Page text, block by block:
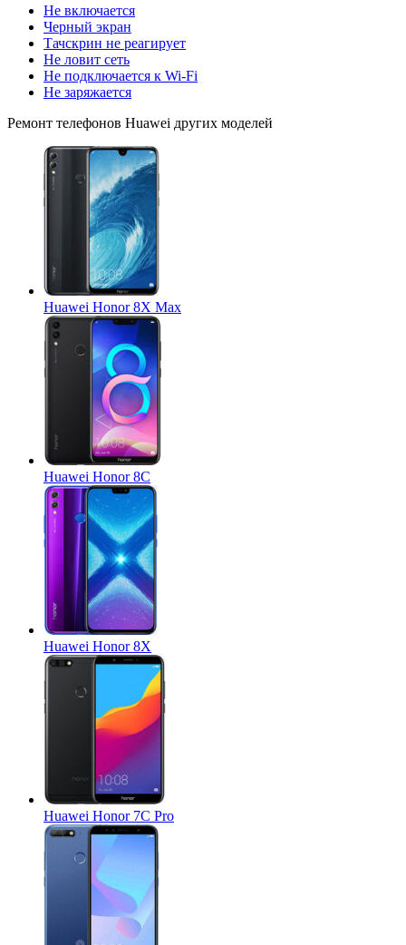
Не включается
Черный экран
Тачскрин не реагирует
Не ловит сеть
Не подключается к Wi-Fi
Не заряжается
Ремонт телефонов Huawei других моделей
Huawei Honor 8X Max
Huawei Honor 8C
Huawei Honor 8X
Huawei Honor 7C Pro